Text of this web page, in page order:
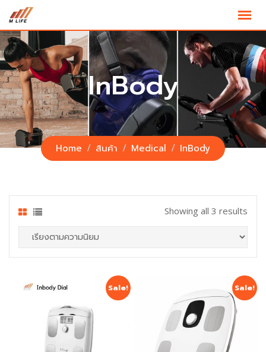
content
InBody
Home สินค้า Medical InBody
Showing all 3 results
Sale! Sale!